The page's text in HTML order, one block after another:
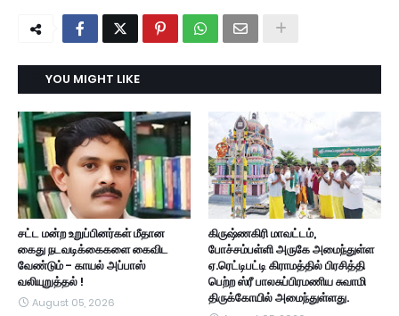
YOU MIGHT LIKE
சட்ட மன்ற உறுப்பினர்கள் மீதான
கைது நடவடிக்கைகளை கைவிட
வேண்டும் - காயல் அப்பாஸ்
வலியுறுத்தல் !
August 05, 2026
கிருஷ்ணகிரி மாவட்டம்,
போச்சம்பள்ளி அருகே அமைந்துள்ள
ஏ.ரெட்டிபட்டி கிராமத்தில் பிரசித்தி
பெற்ற ஸ்ரீ பாலசுப்பிரமணிய சுவாமி
திருக்கோயில் அமைந்துள்ளது.